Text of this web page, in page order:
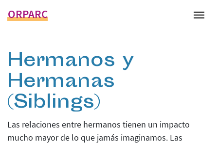
ORPARC
Hermanos y
Hermanas
(Siblings)
Las relaciones entre hermanos tienen un impacto
mucho mayor de lo que jamás imaginamos. Las